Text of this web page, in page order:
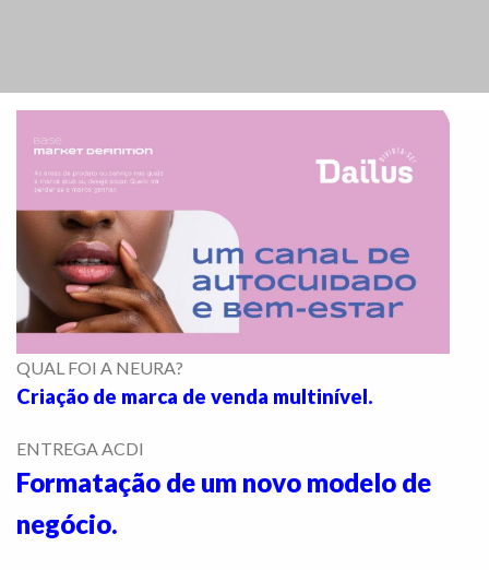
QUAL FOI A NEURA?
Criação de marca de venda multinível.
ENTREGA ACDI
Formatação de um novo modelo de
negócio.